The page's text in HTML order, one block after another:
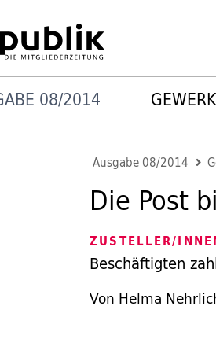
08/2014
Ausgabe 08/2014
Die Post
ZUSTELLER/
Beschäftigten
Von Helma